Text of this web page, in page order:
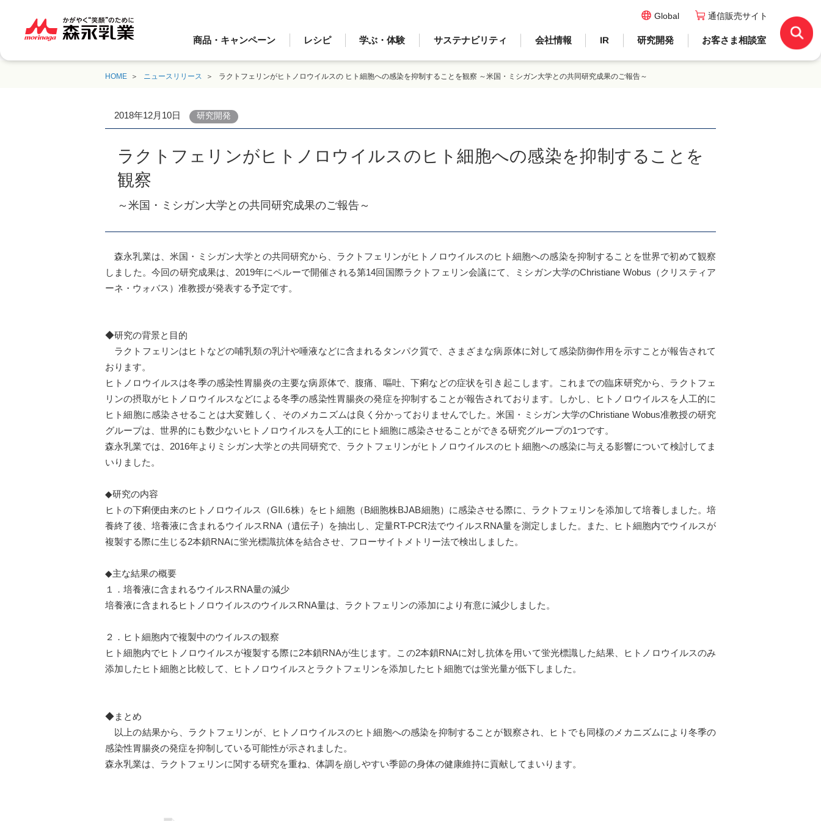
商品・キャンペーン レシピ 学ぶ・体験 サステナビリティ 会社情報 IR 研究開発 お客さま相談室
Global 通信販売サイト
HOME ニュースリリース ラクトフェリンがヒトノロウイルスの ヒト細胞への感染を抑制することを観察 ～米国・ミシガン大学との共同研究成果のご報告～
2018年12月10日 研究開発
ラクトフェリンがヒトノロウイルスのヒト細胞への感染を抑制することを
観察
～米国・ミシガン大学との共同研究成果のご報告～
森永乳業は、米国・ミシガン大学との共同研究から、ラクトフェリンがヒトノロウイルスのヒト細胞への感染を抑制することを世界で初めて観察
しました。今回の研究成果は、2019年にペルーで開催される第14回国際ラクトフェリン会議にて、ミシガン大学のChristiane Wobus（クリスティア
ーネ・ウォバス）准教授が発表する予定です。
◆研究の背景と目的
ラクトフェリンはヒトなどの哺乳類の乳汁や唾液などに含まれるタンパク質で、さまざまな病原体に対して感染防御作用を示すことが報告されて
おります。
ヒトノロウイルスは冬季の感染性胃腸炎の主要な病原体で、腹痛、嘔吐、下痢などの症状を引き起こします。これまでの臨床研究から、ラクトフェ
リンの摂取がヒトノロウイルスなどによる冬季の感染性胃腸炎の発症を抑制することが報告されております。しかし、ヒトノロウイルスを人工的に
ヒト細胞に感染させることは大変難しく、そのメカニズムは良く分かっておりませんでした。米国・ミシガン大学のChristiane Wobus准教授の研究
グループは、世界的にも数少ないヒトノロウイルスを人工的にヒト細胞に感染させることができる研究グループの1つです。
森永乳業では、2016年よりミシガン大学との共同研究で、ラクトフェリンがヒトノロウイルスのヒト細胞への感染に与える影響について検討してま
いりました。
◆研究の内容
ヒトの下痢便由来のヒトノロウイルス（GII.6株）をヒト細胞（B細胞株BJAB細胞）に感染させる際に、ラクトフェリンを添加して培養しました。培
養終了後、培養液に含まれるウイルスRNA（遺伝子）を抽出し、定量RT-PCR法でウイルスRNA量を測定しました。また、ヒト細胞内でウイルスが
複製する際に生じる2本鎖RNAに蛍光標識抗体を結合させ、フローサイトメトリー法で検出しました。
◆主な結果の概要
１．培養液に含まれるウイルスRNA量の減少
培養液に含まれるヒトノロウイルスのウイルスRNA量は、ラクトフェリンの添加により有意に減少しました。
２．ヒト細胞内で複製中のウイルスの観察
ヒト細胞内でヒトノロウイルスが複製する際に2本鎖RNAが生じます。この2本鎖RNAに対し抗体を用いて蛍光標識した結果、ヒトノロウイルスのみ
添加したヒト細胞と比較して、ヒトノロウイルスとラクトフェリンを添加したヒト細胞では蛍光量が低下しました。
◆まとめ
以上の結果から、ラクトフェリンが、ヒトノロウイルスのヒト細胞への感染を抑制することが観察され、ヒトでも同様のメカニズムにより冬季の
感染性胃腸炎の発症を抑制している可能性が示されました。
森永乳業は、ラクトフェリンに関する研究を重ね、体調を崩しやすい季節の身体の健康維持に貢献してまいります。